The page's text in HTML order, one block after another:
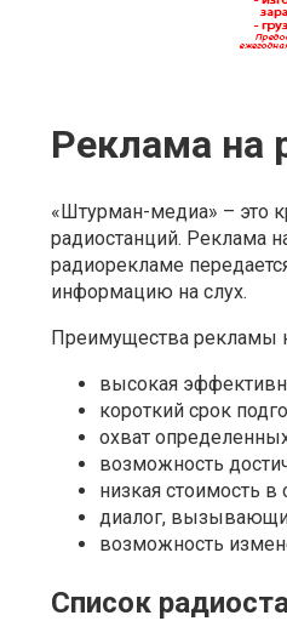
Реклама на
«Штурман-медиа» – это
радиостанций. Реклама
радиорекламе
информацию на слух.
Преимущества рекламы
высокая
короткий срок
охват
возможность
низкая стоимость
диалог,
возможность
Список